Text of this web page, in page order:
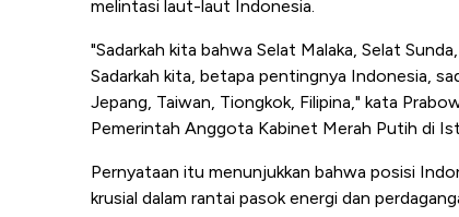
melintasi laut-laut Indonesia.
"Sadarkah kita bahwa Selat Malaka, Selat
Sadarkah kita, betapa pentingnya Indonesia,
Jepang, Taiwan, Tiongkok, Filipina," kata
Pemerintah Anggota Kabinet Merah Putih di
Pernyataan itu menunjukkan bahwa posisi
krusial dalam rantai pasok energi dan